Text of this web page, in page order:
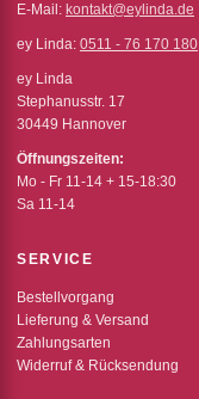
E-Mail: kontakt@eylinda.de
ey Linda: 0511 - 76 170 180
ey Linda
Stephanusstr. 17
30449 Hannover
Öffnungszeiten:
Mo - Fr 11-14 + 15-18:30
Sa 11-14
SERVICE
Bestellvorgang
Lieferung & Versand
Zahlungsarten
Widerruf & Rücksendung